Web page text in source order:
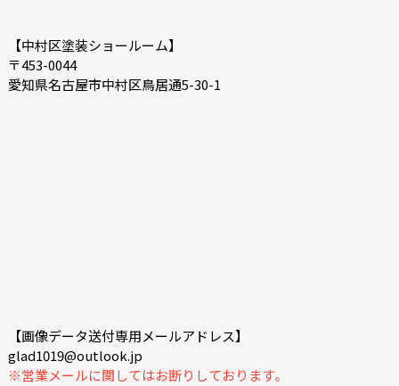
【中村区塗装ショールーム】
〒453-0044
愛知県名古屋市中村区鳥居通5-30-1
【画像データ送付専用メールアドレス】
glad1019@outlook.jp
※営業メールに関してはお断りしております。